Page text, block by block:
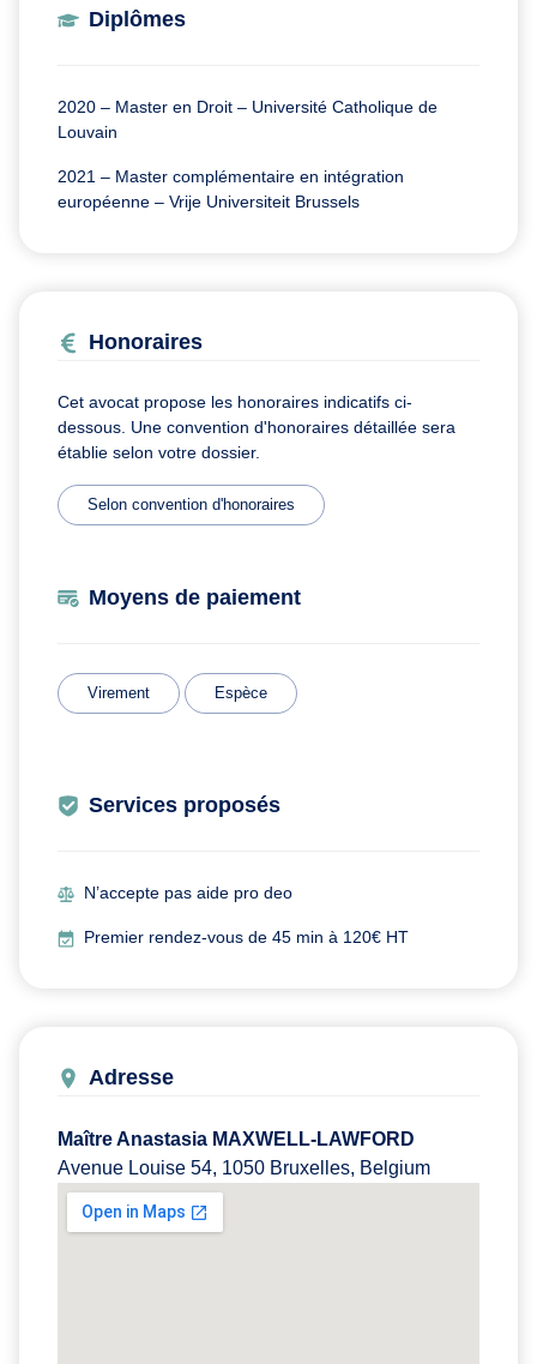
Diplômes
2020 – Master en Droit – Université Catholique de
Louvain
2021 – Master complémentaire en intégration
européenne – Vrije Universiteit Brussels
Honoraires
Cet avocat propose les honoraires indicatifs ci-
dessous. Une convention d'honoraires détaillée sera
établie selon votre dossier.
Selon convention d'honoraires
Moyens de paiement
Virement Espèce
Services proposés
N’accepte pas aide pro deo
Premier rendez-vous de 45 min à 120€ HT
Adresse
Maître Anastasia MAXWELL-LAWFORD
Avenue Louise 54, 1050 Bruxelles, Belgium